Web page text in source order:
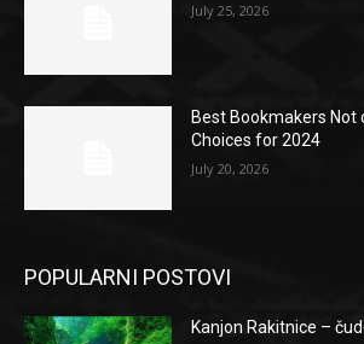
July 25, 2026
Best Bookmakers Not
Choices for 2024
July 20, 2026
POPULARNI POSTOVI
Kanjon Rakitnice –